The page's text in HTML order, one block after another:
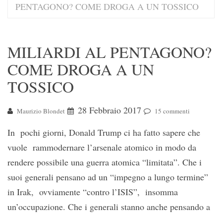
PENTAGONO? COME DROGA A UN TOSSICO
MILIARDI AL PENTAGONO?
COME DROGA A UN
TOSSICO
Maurizio Blondet 28 Febbraio 2017 15 commenti
In pochi giorni, Donald Trump ci ha fatto sapere che
vuole rammodernare l’arsenale atomico in modo da
rendere possibile una guerra atomica “limitata”. Che i
suoi generali pensano ad un “impegno a lungo termine”
in Irak, ovviamente “contro l’ISIS”, insomma
un’occupazione. Che i generali stanno anche pensando a